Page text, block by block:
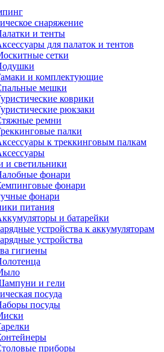
снаряжение
и тенты
для палаток и тентов
сетки
и комплектующие
мешки
коврики
рюкзаки
ремни
палки
к треккинговым палкам
и светильники
фонари
фонари
фонари
питания
и батарейки
устройства к аккумуляторам
устройства
гигиены
и гели
посуда
посуды
приборы